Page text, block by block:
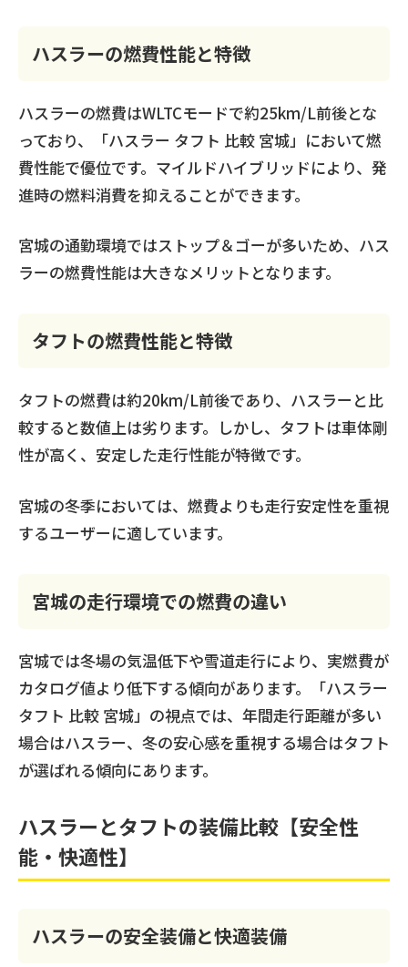
ハスラーの燃費性能と特徴
ハスラーの燃費はWLTCモードで約25km/L前後とな
っており、「ハスラー タフト 比較 宮城」において燃
費性能で優位です。マイルドハイブリッドにより、発
進時の燃料消費を抑えることができます。
宮城の通勤環境ではストップ＆ゴーが多いため、ハス
ラーの燃費性能は大きなメリットとなります。
タフトの燃費性能と特徴
タフトの燃費は約20km/L前後であり、ハスラーと比
較すると数値上は劣ります。しかし、タフトは車体剛
性が高く、安定した走行性能が特徴です。
宮城の冬季においては、燃費よりも走行安定性を重視
するユーザーに適しています。
宮城の走行環境での燃費の違い
宮城では冬場の気温低下や雪道走行により、実燃費が
カタログ値より低下する傾向があります。「ハスラー
タフト 比較 宮城」の視点では、年間走行距離が多い
場合はハスラー、冬の安心感を重視する場合はタフト
が選ばれる傾向にあります。
ハスラーとタフトの装備比較【安全性
能・快適性】
ハスラーの安全装備と快適装備